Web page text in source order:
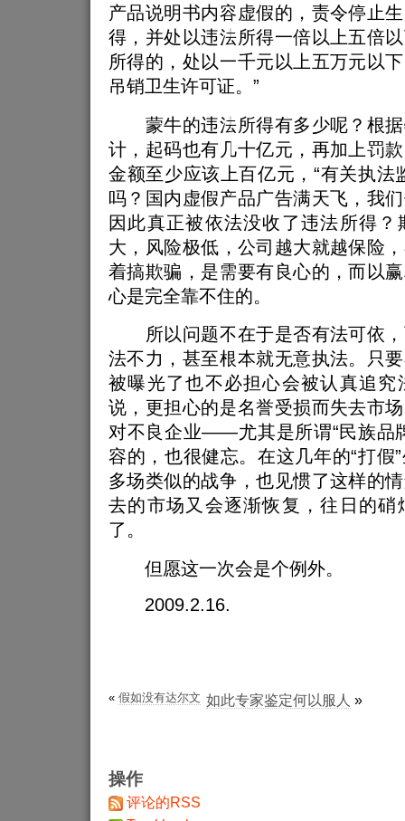
产品说明书内容虚假的，责令停止
得，并处以违法所得一倍以上五倍
所得的，处以一千元以上五万元以
吊销卫生许可证。”
蒙牛的违法所得有多少呢？根据
计，起码也有几十亿元，再加上罚
金额至少应该上百亿元，“有关执法
吗？国内虚假产品广告满天飞，我
因此真正被依法没收了违法所得？
大，风险极低，公司越大就越保险
着搞欺骗，是需要有良心的，而以
心是完全靠不住的。
所以问题不在于是否有法可依，
法不力，甚至根本就无意执法。只
被曝光了也不必担心会被认真追究
说，更担心的是名誉受损而失去市
对不良企业——尤其是所谓“民族
容的，也很健忘。在这几年的“打假
多场类似的战争，也见惯了这样的
去的市场又会逐渐恢复，往日的硝
了。
但愿这一次会是个例外。
2009.2.16.
« 假如没有达尔文 如此专家鉴定何以服人 »
操作
评论的RSS